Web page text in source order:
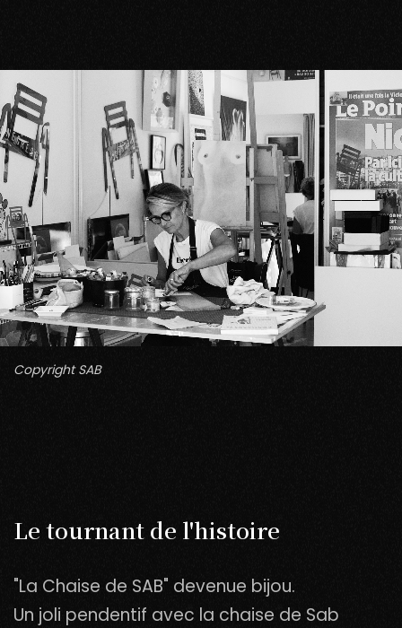
Copyright SAB
Le tournant de l'histoire
"La Chaise de SAB" devenue bijou.
Un joli pendentif avec la chaise de Sab